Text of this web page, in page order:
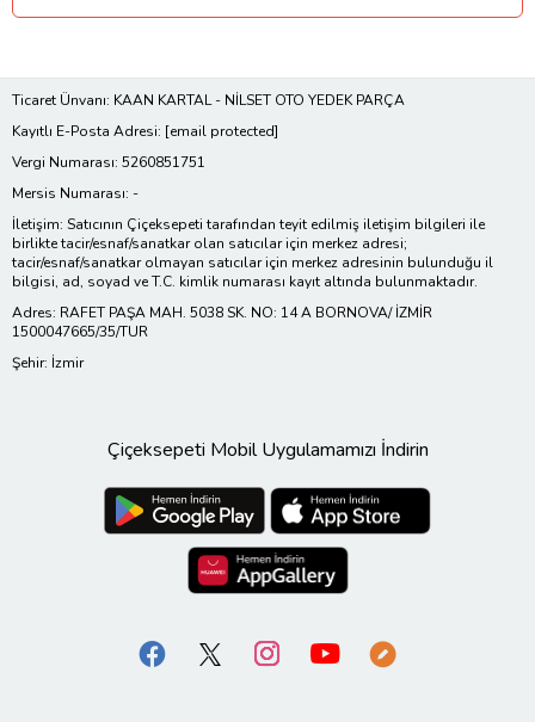
Ticaret Ünvanı: KAAN KARTAL - NİLSET OTO YEDEK PARÇA
Kayıtlı E-Posta Adresi: [email protected]
Vergi Numarası: 5260851751
Mersis Numarası: -
İletişim: Satıcının Çiçeksepeti tarafından teyit edilmiş iletişim bilgileri ile
birlikte tacir/esnaf/sanatkar olan satıcılar için merkez adresi;
tacir/esnaf/sanatkar olmayan satıcılar için merkez adresinin bulunduğu il
bilgisi, ad, soyad ve T.C. kimlik numarası kayıt altında bulunmaktadır.
Adres: RAFET PAŞA MAH. 5038 SK. NO: 14 A BORNOVA/ İZMİR
1500047665/35/TUR
Şehir: İzmir
Çiçeksepeti Mobil Uygulamamızı İndirin